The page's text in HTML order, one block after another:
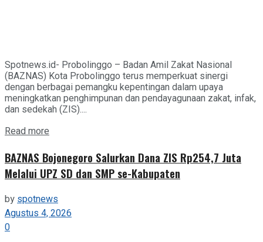
Spotnews.id- Probolinggo – Badan Amil Zakat Nasional
(BAZNAS) Kota Probolinggo terus memperkuat sinergi
dengan berbagai pemangku kepentingan dalam upaya
meningkatkan penghimpunan dan pendayagunaan zakat, infak,
dan sedekah (ZIS)....
Read more
BAZNAS Bojonegoro Salurkan Dana ZIS Rp254,7 Juta
Melalui UPZ SD dan SMP se-Kabupaten
by spotnews
Agustus 4, 2026
0